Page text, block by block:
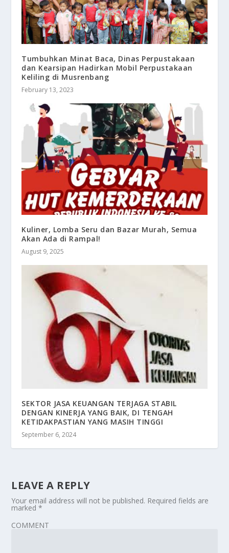
Tumbuhkan Minat Baca, Dinas Perpustakaan
dan Kearsipan Hadirkan Mobil Perpustakaan
Keliling di Musrenbang
February 13, 2023
Kuliner, Lomba Seru dan Bazar Murah, Semua
Akan Ada di Rampal!
August 9, 2025
SEKTOR JASA KEUANGAN TERJAGA STABIL
DENGAN KINERJA YANG BAIK, DI TENGAH
KETIDAKPASTIAN YANG MASIH TINGGI
September 6, 2024
LEAVE A REPLY
Your email address will not be published. Required fields are
marked*
COMMENT